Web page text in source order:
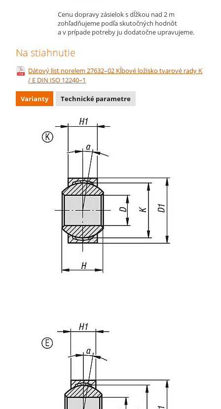
Cenu dopravy zásielok s dĺžkou nad 2 m
zohľadňujeme podľa skutočných hodnôt
a v prípade potreby ju dodatočne upravujeme.
Na stiahnutie
Dátový list norelem 27632–02 Kĺbové ložisko tvarové rady K
/ E DIN ISO 12240–1
Varianty Technické parametre